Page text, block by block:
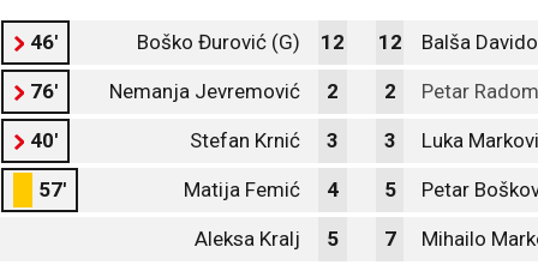
46' Boško Đurović (G) 12 12 Balša
76' Nemanja Jevremović 2 2 Petar
40' Stefan Krnić 3 3 Luka
57' Matija Femić 4 5 Petar
Aleksa Kralj 5 7 Mihailo